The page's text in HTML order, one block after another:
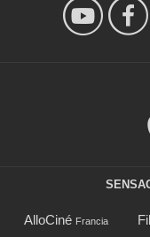
AlloCiné Francia